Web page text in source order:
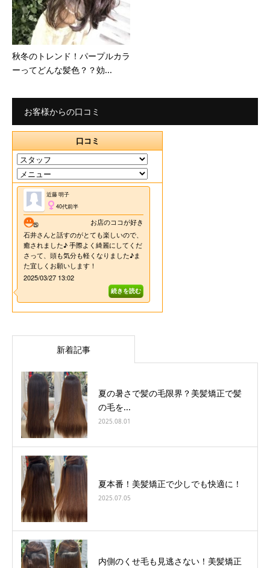
秋冬のトレンド！パープルカラ
ーってどんな髪色？？効...
お客様からの口コミ
新着記事
夏の暑さで髪の毛限界？美髪矯正で髪
の毛を...
2025.08.01
夏本番！美髪矯正で少しでも快適に！
2025.07.05
内側のくせ毛も見逃さない！美髪矯正